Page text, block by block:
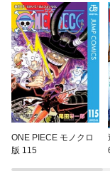
ONE PIECE モノクロ
版 115